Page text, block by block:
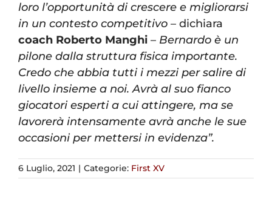
loro l’opportunità di crescere e migliorarsi
in un contesto competitivo – dichiara
coach Roberto Manghi – Bernardo è un
pilone dalla struttura fisica importante.
Credo che abbia tutti i mezzi per salire di
livello insieme a noi. Avrà al suo fianco
giocatori esperti a cui attingere, ma se
lavorerà intensamente avrà anche le sue
occasioni per mettersi in evidenza”.
6 Luglio, 2021 | Categorie: First XV